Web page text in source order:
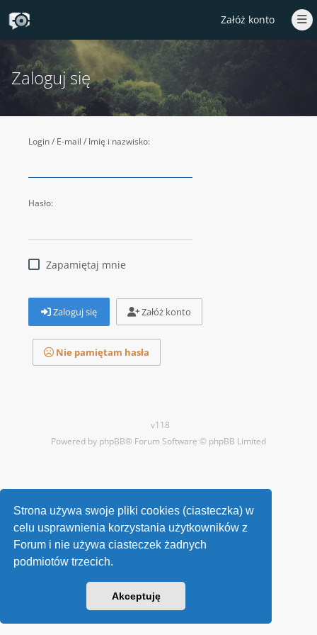
Strona używa swoje pliki cookies (ciasteczka) w
celu usprawnienia korzystania użytkowników z
Forum i nie używa ciasteczek żadnych
podmiotów trzecich.
Akceptuję
Załóż konto
Zaloguj się
Login / E-mail / Imię i nazwisko:
Hasło:
Zapamiętaj mnie
Zaloguj się Załóż konto
Nie pamiętam hasła
v118
Powered by phpBB® Forum Software © phpBB Limited